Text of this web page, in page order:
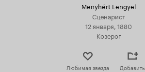
Menyhért Lengyel
Сценарист
12 января, 1880
Козерог
Любимая звезда Добавить